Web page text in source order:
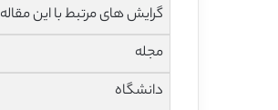
گرایش های مرتبط با این مقاله
مجله
دانشگاه